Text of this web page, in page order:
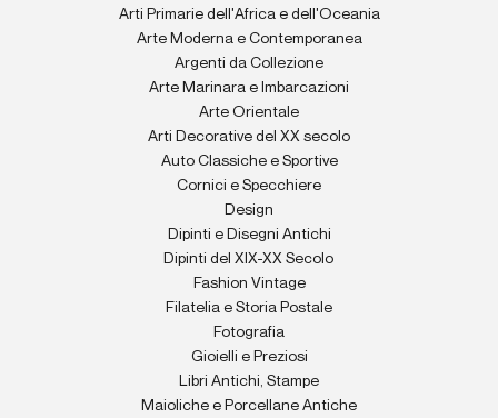
Arti Primarie dell'Africa e dell'Oceania
Arte Moderna e Contemporanea
Argenti da Collezione
Arte Marinara e Imbarcazioni
Arte Orientale
Arti Decorative del XX secolo
Auto Classiche e Sportive
Cornici e Specchiere
Design
Dipinti e Disegni Antichi
Dipinti del XIX-XX Secolo
Fashion Vintage
Filatelia e Storia Postale
Fotografia
Gioielli e Preziosi
Libri Antichi, Stampe
Maioliche e Porcellane Antiche